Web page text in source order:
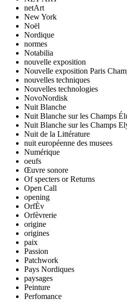
netArt
New York
Noël
Nordique
normes
Notabilia
nouvelle exposition
Nouvelle exposition Paris
nouvelles techniques
Nouvelles technologies
NovoNordisk
Nuit Blanche
Nuit Blanche sur les Champs
Nuit Blanche sur les Champs
Nuit de la Littérature
nuit européenne des musees
Numérique
oeufs
Œuvre sonore
Of specters or Returns
Open Call
opening
OrfÈv
Orfèvrerie
origine
origines
paix
Passion
Patchwork
Pays Nordiques
paysages
Peinture
Perfomance